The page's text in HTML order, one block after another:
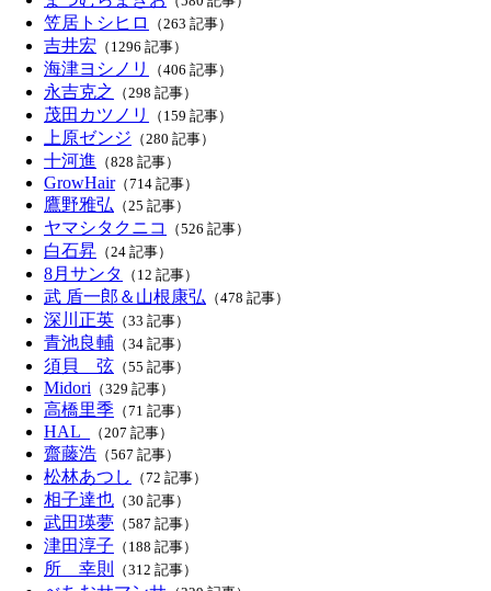
笠居トシヒロ （263 記事）
吉井宏 （1296 記事）
海津ヨシノリ （406 記事）
永吉克之 （298 記事）
茂田カツノリ （159 記事）
上原ゼンジ （280 記事）
十河進 （828 記事）
GrowHair（714 記事）
鷹野雅弘 （25 記事）
ヤマシタクニコ （526 記事）
白石昇 （24 記事）
8月サンタ （12 記事）
武 盾一郎＆山根康弘 （478 記事）
深川正英 （33 記事）
青池良輔 （34 記事）
須貝 弦 （55 記事）
Midori （329 記事）
高橋里季 （71 記事）
HAL_ （207 記事）
齋藤浩 （567 記事）
松林あつし （72 記事）
相子達也 （30 記事）
武田瑛夢 （587 記事）
津田淳子 （188 記事）
所 幸則 （312 記事）